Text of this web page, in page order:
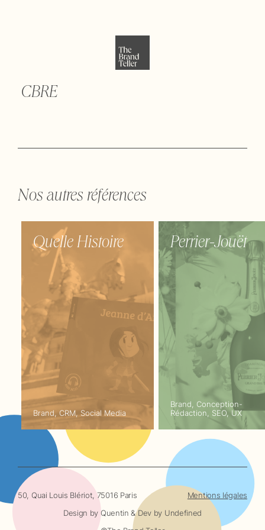
CBRE
Nos autres références
Quelle Histoire
Brand, CRM, Social Media
Perrier-Jouët
Brand, Conception-
Rédaction, SEO, UX
50, Quai Louis Blériot, 75016 Paris Mentions légales
Design by Quentin & Dev by Undefined